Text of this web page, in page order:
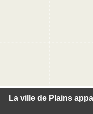
La ville de Plains